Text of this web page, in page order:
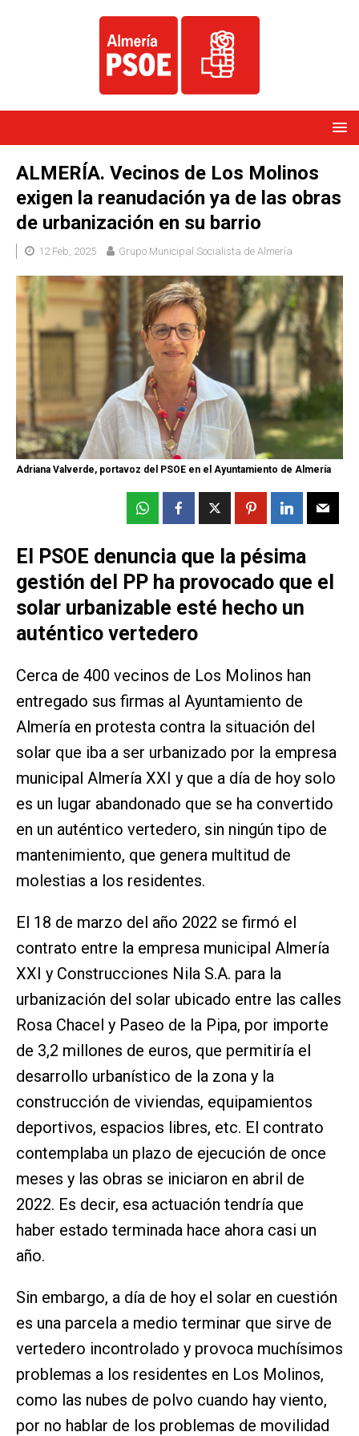
ALMERÍA. Vecinos de Los Molinos
exigen la reanudación ya de las obras
de urbanización en su barrio
12 Feb, 2025 Grupo Municipal Socialista de Almería
Adriana Valverde, portavoz del PSOE en el Ayuntamiento de Almería
El PSOE denuncia que la pésima
gestión del PP ha provocado que el
solar urbanizable esté hecho un
auténtico vertedero
Cerca de 400 vecinos de Los Molinos han
entregado sus firmas al Ayuntamiento de
Almería en protesta contra la situación del
solar que iba a ser urbanizado por la empresa
municipal Almería XXI y que a día de hoy solo
es un lugar abandonado que se ha convertido
en un auténtico vertedero, sin ningún tipo de
mantenimiento, que genera multitud de
molestias a los residentes.
El 18 de marzo del año 2022 se firmó el
contrato entre la empresa municipal Almería
XXI y Construcciones Nila S.A. para la
urbanización del solar ubicado entre las calles
Rosa Chacel y Paseo de la Pipa, por importe
de 3,2 millones de euros, que permitiría el
desarrollo urbanístico de la zona y la
construcción de viviendas, equipamientos
deportivos, espacios libres, etc. El contrato
contemplaba un plazo de ejecución de once
meses y las obras se iniciaron en abril de
2022. Es decir, esa actuación tendría que
haber estado terminada hace ahora casi un
año.
Sin embargo, a día de hoy el solar en cuestión
es una parcela a medio terminar que sirve de
vertedero incontrolado y provoca muchísimos
problemas a los residentes en Los Molinos,
como las nubes de polvo cuando hay viento,
por no hablar de los problemas de movilidad